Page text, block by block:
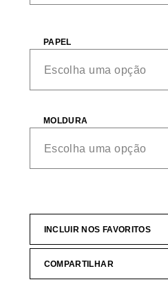
PAPEL
MOLDURA
INCLUIR NOS FAVORITOS
COMPARTILHAR